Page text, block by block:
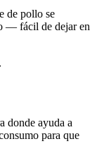
de pollo se
— fácil de dejar en
donde ayuda a
para que